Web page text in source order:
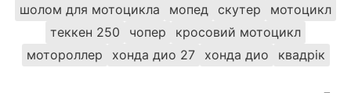
шолом для мотоцикла мопед скутер
мотоцикл
теккен 250
чопер
кросовий мотоцикл
мотороллер
хонда дио 27 хонда дио квадрік